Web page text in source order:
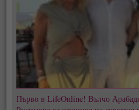
Първо в LifeOnline! Вълчо